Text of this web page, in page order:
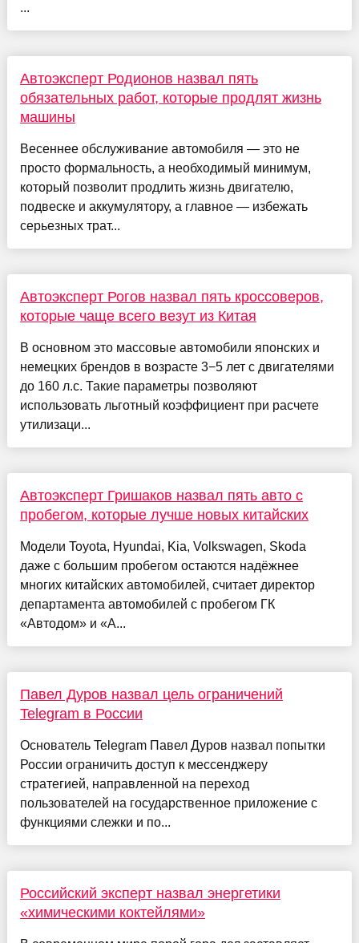
...
Автоэксперт Родионов назвал пять
обязательных работ, которые продлят жизнь
машины
Весеннее обслуживание автомобиля — это не
просто формальность, а необходимый минимум,
который позволит продлить жизнь двигателю,
подвеске и аккумулятору, а главное — избежать
серьезных трат...
Автоэксперт Рогов назвал пять кроссоверов,
которые чаще всего везут из Китая
В основном это массовые автомобили японских и
немецких брендов в возрасте 3−5 лет с двигателями
до 160 л.с. Такие параметры позволяют
использовать льготный коэффициент при расчете
утилизаци...
Автоэксперт Гришаков назвал пять авто с
пробегом, которые лучше новых китайских
Модели Toyota, Hyundai, Kia, Volkswagen, Skoda
даже с большим пробегом остаются надёжнее
многих китайских автомобилей, считает директор
департамента автомобилей с пробегом ГК
«Автодом» и «А...
Павел Дуров назвал цель ограничений
Telegram в России
Основатель Telegram Павел Дуров назвал попытки
России ограничить доступ к мессенджеру
стратегией, направленной на переход
пользователей на государственное приложение с
функциями слежки и по...
Российский эксперт назвал энергетики
«химическими коктейлями»